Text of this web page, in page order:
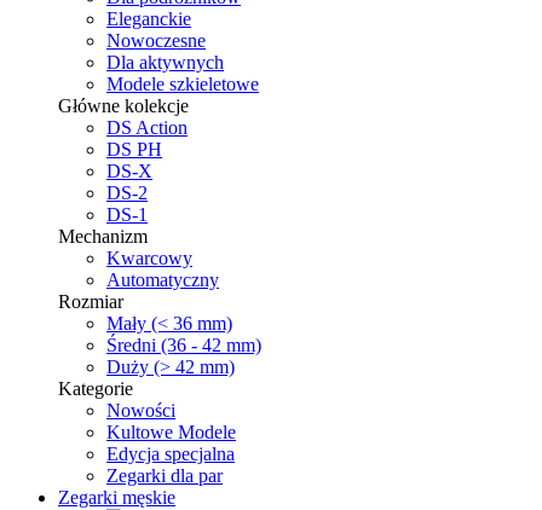
Eleganckie
Nowoczesne
Dla aktywnych
Modele szkieletowe
Główne kolekcje
DS Action
DS PH
DS-X
DS-2
DS-1
Mechanizm
Kwarcowy
Automatyczny
Rozmiar
Mały (< 36 mm)
Średni (36 - 42 mm)
Duży (> 42 mm)
Kategorie
Nowości
Kultowe Modele
Edycja specjalna
Zegarki dla par
Zegarki męskie